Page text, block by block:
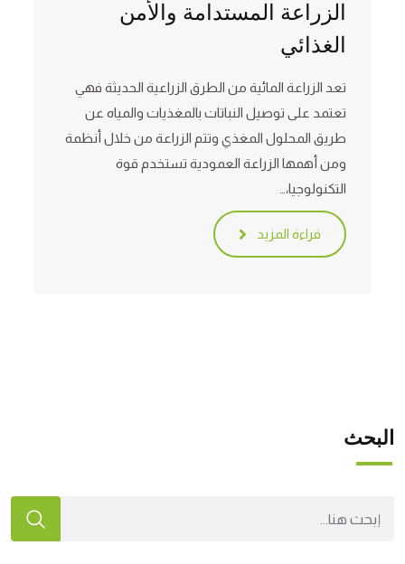
الزراعة المستدامة والأمن
الغذائي
تعد الزراعة المائية من الطرق الزراعية الحديثة فهي
تعتمد على توصيل النباتات بالمغذيات والمياه عن
طريق المحلول المغذي وتتم الزراعة من خلال أنظمة
ومن أهمها الزراعة العمودية تستخدم قوة
التكنولوجيا،…
قراءة المزيد
البحث